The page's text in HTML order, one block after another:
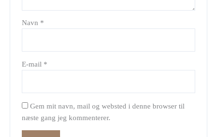
Navn *
E-mail *
Gem mit navn, mail og websted i denne browser til
næste gang jeg kommenterer.